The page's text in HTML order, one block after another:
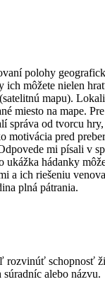
polohy
ich môžete nielen
mapu).
miesto na mape.
správa od tvorcu
motivácia pred
mi písali v
ukážka hádanky
a ich riešeniu
plná pátrania.
rozvinúť schopnosť
alebo názvu.